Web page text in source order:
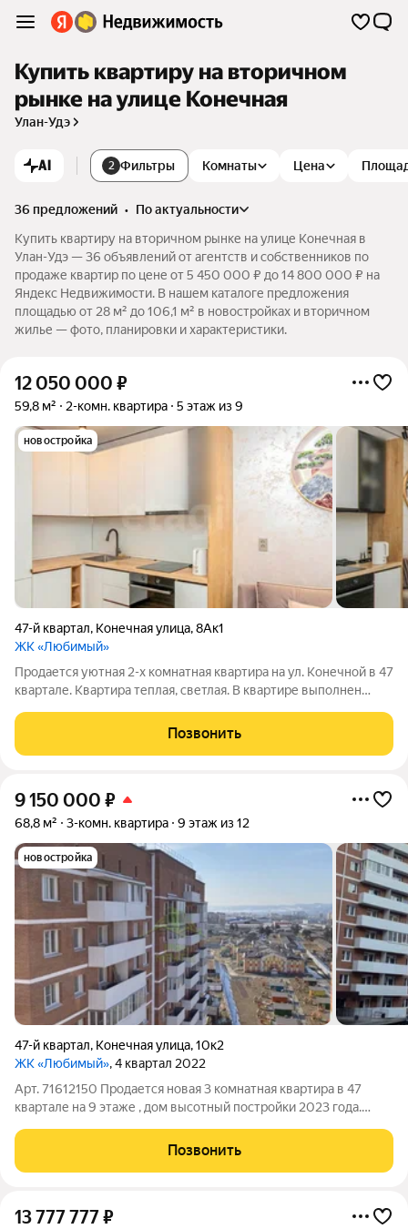
Купить квартиру на вторичном
рынке на улице Конечная
Улан-Удэ
AI 2 Фильтры Комнаты Цена
36 предложений •
по актуальности
Купить квартиру на вторичном рынке на улице Конечная в
Улан-Удэ — 36 объявлений от агентств и собственников по
продаже квартир по цене от 5 450 000 ₽ до 14 800 000 ₽ на
Яндекс Недвижимости. В нашем каталоге предложения
площадью от 28 м² до 106,1 м² в новостройках и вторичном
жилье — фото, планировки и характеристики.
12 050 000 ₽
59,8 м² 2-комн. квартира 5 этаж из 9
новостройка
47-й квартал, Конечная улица,8Ак1
ЖК «Любимый»
Продается уютная 2-х комнатная квартира на ул. Конечной в 47
квартале. Квартира теплая, светлая. В квартире выполнен
материалы. Планировка очень удобная - просторные комнаты,
гардеробная,
Позвонить
9 150 000 ₽
68,8 м² 3-комн. квартира 9 этаж из 12
новостройка
47-й квартал, Конечная улица,10к2
ЖК «Любимый», 4 квартал 2022
Арт. 71612150 Продается новая 3 комнатная квартира в 47
квартале на 9 этаже , дом высотный постройки 2023 года.
детские сады, магазины, фитнес- центр, удобная развязка
транспорта, парковка во
Позвонить
13 777 777₽